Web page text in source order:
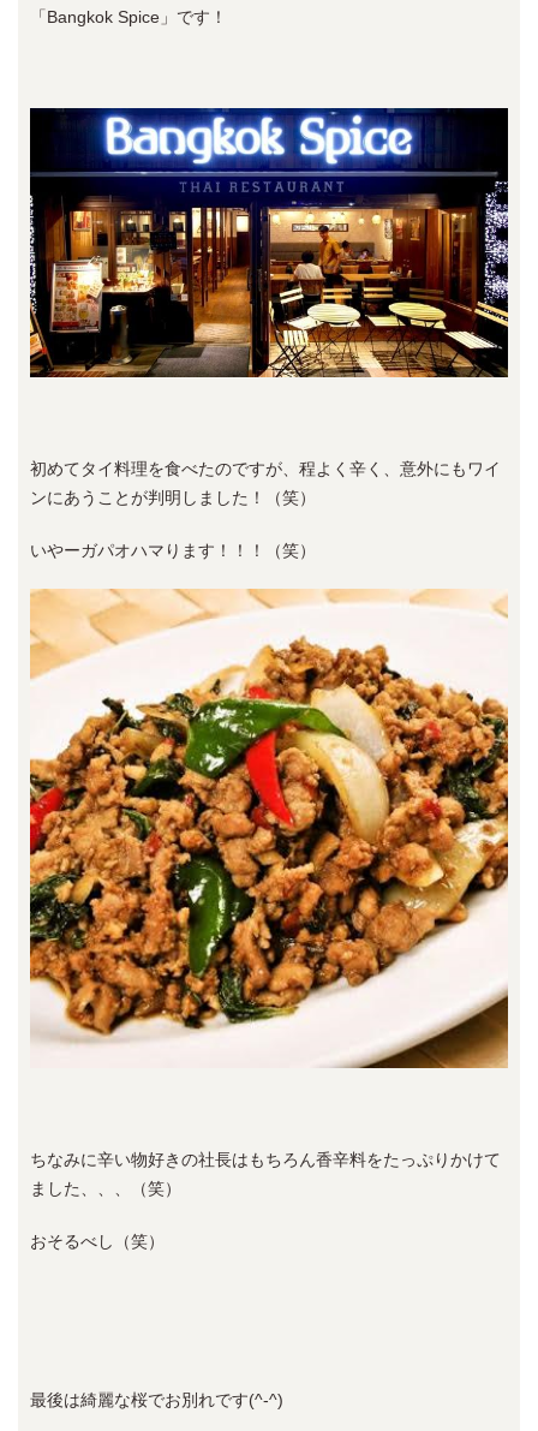
「Bangkok Spice」です！
初めてタイ料理を食べたのですが、程よく辛く、意外にもワイ
ンにあうことが判明しました！（笑）
いやーガパオハマります！！！（笑）
ちなみに辛い物好きの社長はもちろん香辛料をたっぷりかけて
ました、、、（笑）
おそるべし（笑）
最後は綺麗な桜でお別れです(^-^)